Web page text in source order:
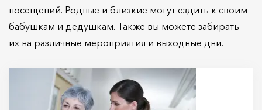
посещений. Родные и близкие могут ездить к своим
бабушкам и дедушкам. Также вы можете забирать
их на различные мероприятия и выходные дни.